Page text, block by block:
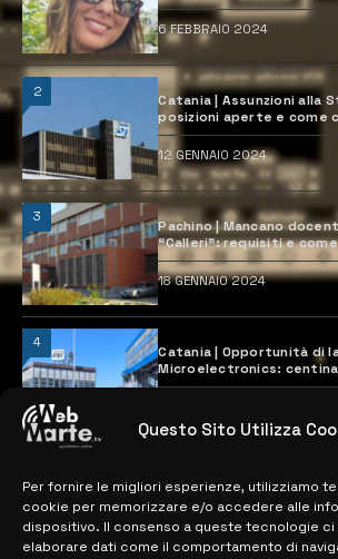
Questo Sito Utilizza
Per fornire le migliori esperienze, utilizziamo
cookie per memorizzare e/o accedere alle
dispositivo. Il consenso a queste tecnologie
elaborare dati come il comportamento di
6 FEBBRAIO 2024
2
Catania | Assunzioni alla
posizioni aperte e come
12 GENNAIO 2024
3
Pachino | Mancano
“Calleri”: requisiti e
18 GENNAIO 2024
4
Catania | Opportunità di
Microelectronics:
previste
MAPPA DEL SITO
> NOTIZIE